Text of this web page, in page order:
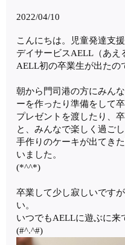
2022/04/10
こんにちは。児童発達支
デイサービスAELL（あ
AELL初の卒業生が出たの
朝から門司港の方にみん
ーを作ったり準備をして
プレゼントを渡したり、
と、みんなで楽しく過ごし
手作りのケーキが出てき
いました。
(*^^*)
卒業して少し寂しいです
い。
いつでもAELLに遊ぶに来
(#^.^#)